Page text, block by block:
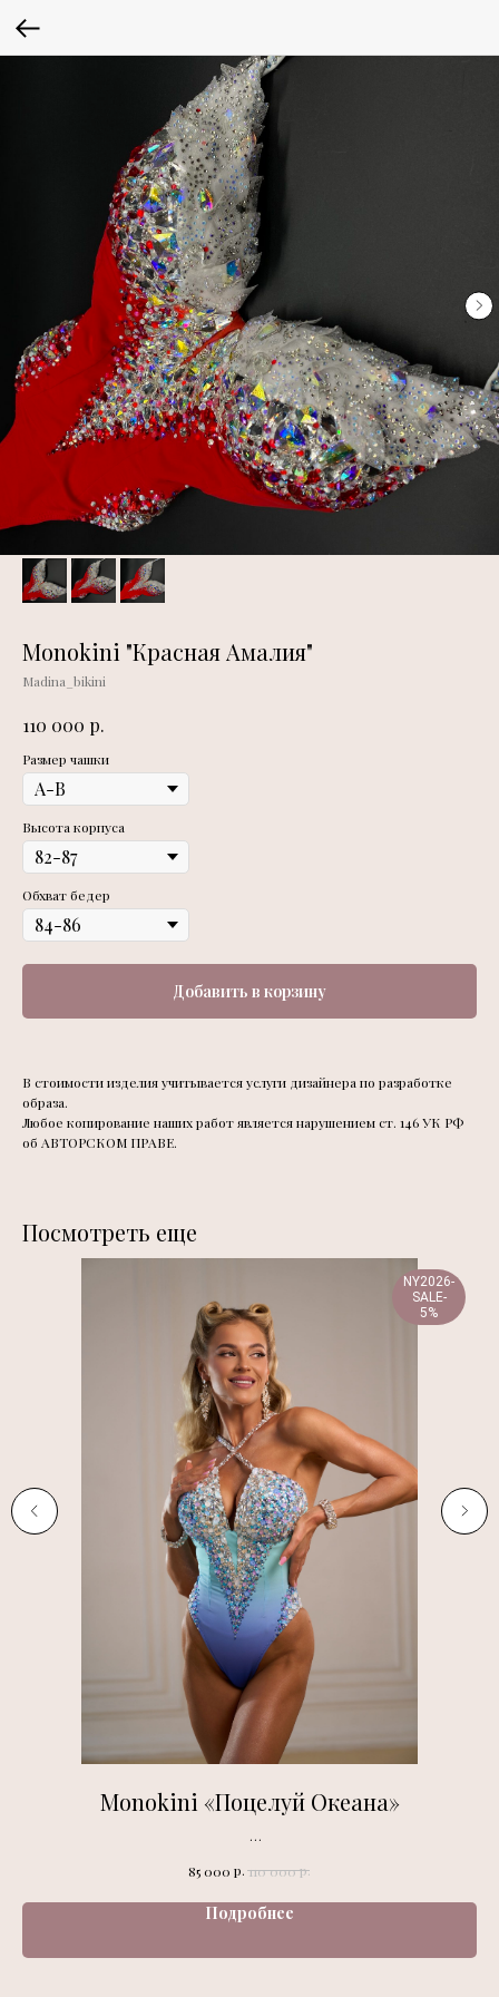
Monokini "Красная Амалия"
Madina_bikini
110 000 р.
Размер чашки
Высота корпуса
Обхват бедер
Добавить в корзину
В стоимости изделия учитывается услуги дизайнера по разработке
образа.
Любое копирование наших работ является нарушением ст. 146 УК РФ
об АВТОРСКОМ ПРАВЕ.
Посмотреть еще
NY2026-
SALE-
5%
Monokini «Поцелуй Океана»
85 000 р. 110 000р.
Подробнее